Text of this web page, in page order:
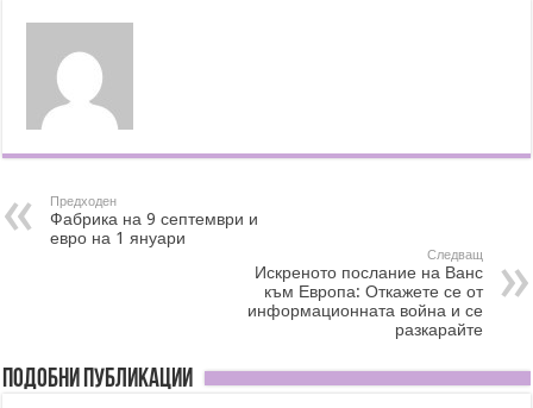
Предходен
Фабрика на 9 септември и
евро на 1 януари
Следващ
Искреното послание на Ванс
към Европа: Откажете се от
информационната война и се
разкарайте
Подобни публикации